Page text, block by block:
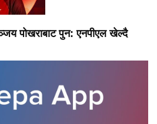
पोखराबाट पुन: एनपीएल खेल्दै